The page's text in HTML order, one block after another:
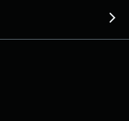
了解を頂きたく切にお願い
。大変にお手数をお掛け致
頂きたくお願い申し上げ
どうか番組の拡散を是
ー）のフォロワー数を